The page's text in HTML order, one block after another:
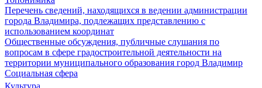
Перечень сведений, находящихся в ведении администрации
города Владимира, подлежащих представлению с
использованием координат
Общественные обсуждения, публичные слушания по
вопросам в сфере градостроительной деятельности на
территории муниципального образования город Владимир
Социальная сфера
Культура